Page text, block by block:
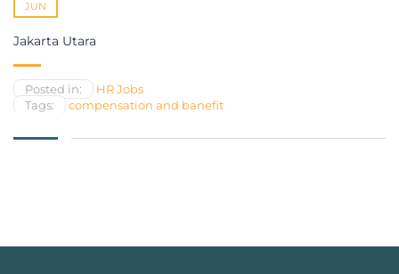
JUN
Jakarta Utara
Posted in:
HR Jobs
Tags:
compensation and banefit